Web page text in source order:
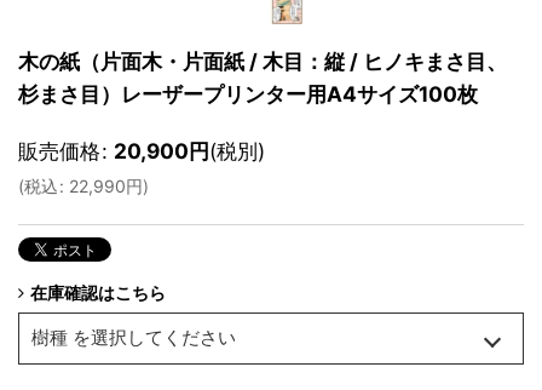
木の紙（片面木・片面紙 / 木目：縦 / ヒノキまさ目、
杉まさ目）レーザープリンター用A4サイズ100枚
販売価格: 20,900円(税別)
(税込: 22,990円)
在庫確認はこちら
樹種 を選択してください